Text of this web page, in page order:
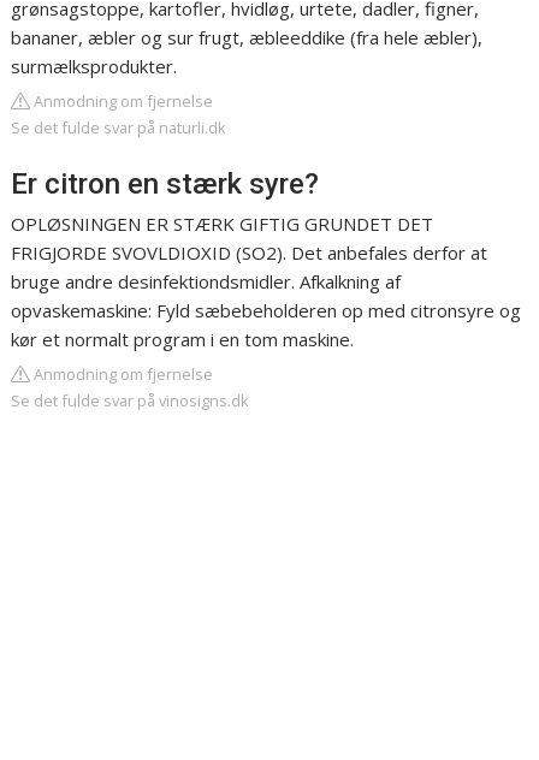
grønsagstoppe, kartofler, hvidløg, urtete, dadler, figner,
bananer, æbler og sur frugt, æbleeddike (fra hele æbler),
surmælksprodukter.
Anmodning om fjernelse
Se det fulde svar på naturli.dk
Er citron en stærk syre?
OPLØSNINGEN ER STÆRK GIFTIG GRUNDET DET
FRIGJORDE SVOVLDIOXID (SO2). Det anbefales derfor at
bruge andre desinfektiondsmidler. Afkalkning af
opvaskemaskine: Fyld sæbebeholderen op med citronsyre og
kør et normalt program i en tom maskine.
Anmodning om fjernelse
Se det fulde svar på vinosigns.dk